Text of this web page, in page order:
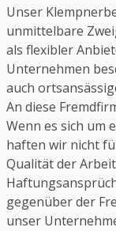
Unser
unmittelbare
als flexibler
Unternehmen
auch
An diese
Wenn es sich um
haften wir nicht
Qualität der
gegenüber der
unser